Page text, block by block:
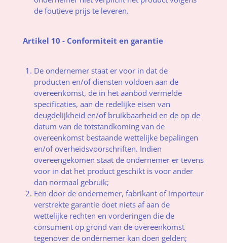
de foutieve prijs te leveren.
Artikel 10 - Conformiteit en garantie
De ondernemer staat er voor in dat de
producten en/of diensten voldoen aan de
overeenkomst, de in het aanbod vermelde
specificaties, aan de redelijke eisen van
deugdelijkheid en/of bruikbaarheid en de op de
datum van de totstandkoming van de
overeenkomst bestaande wettelijke bepalingen
en/of overheidsvoorschriften. Indien
overeengekomen staat de ondernemer er tevens
voor in dat het product geschikt is voor ander
dan normaal gebruik;
Een door de ondernemer, fabrikant of importeur
verstrekte garantie doet niets af aan de
wettelijke rechten en vorderingen die de
consument op grond van de overeenkomst
tegenover de ondernemer kan doen gelden;